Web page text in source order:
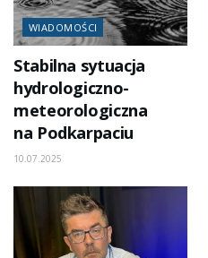
WIADOMOŚCI
Stabilna sytuacja
hydrologiczno-
meteorologiczna
na Podkarpaciu
10.07.2025